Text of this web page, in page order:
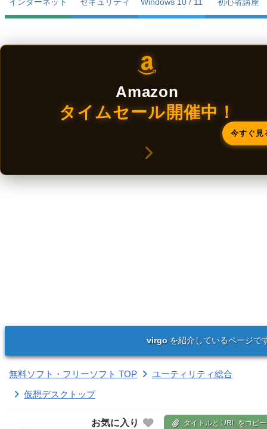
インターネット セキュリティ Windows 10 / 11 初心者講座
Amazon
タイムセール開催中！
今すぐ見
virgoを紹介しているページで
無料ソフト・フリーソフト TOP
ユーティリティ総合
仮想デスクトップ
お気に入り タイトルと URL をコピー